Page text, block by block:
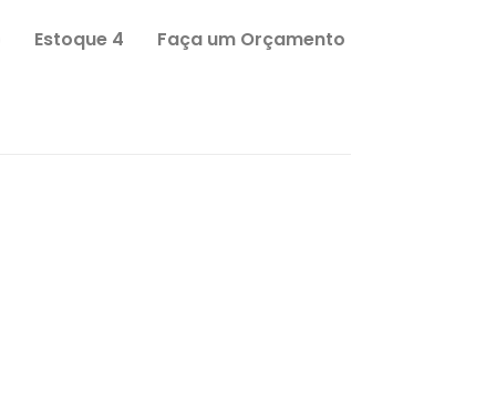
Estoque 4 Faça um Orçamento